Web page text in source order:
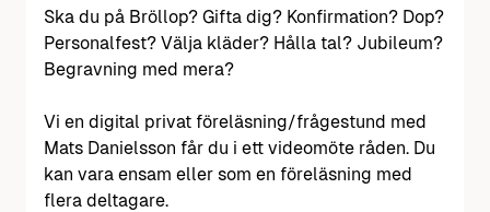
Ska du på Bröllop? Gifta dig? Konfirmation? Dop?
Personalfest? Välja kläder? Hålla tal? Jubileum?
Begravning med mera?
Vi en digital privat föreläsning/frågestund med
Mats Danielsson får du i ett videomöte råden. Du
kan vara ensam eller som en föreläsning med
flera deltagare.